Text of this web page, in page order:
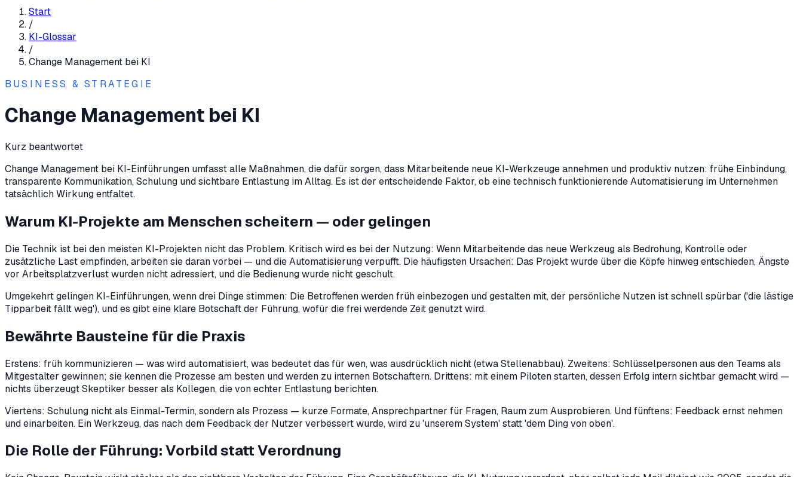
Start
/
KI-Glossar
/
Change Management bei KI
BUSINESS & STRATEGIE
Change Management bei KI
Kurz beantwortet
Change Management bei KI-Einführungen umfasst alle Maßnahmen, die dafür sorgen, dass Mitarbeitende neue KI-Werkzeuge annehmen und produktiv nutzen: frühe Einbindung,
transparente Kommunikation, Schulung und sichtbare Entlastung im Alltag. Es ist der entscheidende Faktor, ob eine technisch funktionierende Automatisierung im Unternehmen
tatsächlich Wirkung entfaltet.
Warum KI-Projekte am Menschen scheitern — oder gelingen
Die Technik ist bei den meisten KI-Projekten nicht das Problem. Kritisch wird es bei der Nutzung: Wenn Mitarbeitende das neue Werkzeug als Bedrohung, Kontrolle oder
zusätzliche Last empfinden, arbeiten sie daran vorbei — und die Automatisierung verpufft. Die häufigsten Ursachen: Das Projekt wurde über die Köpfe hinweg entschieden, Ängste
vor Arbeitsplatzverlust wurden nicht adressiert, und die Bedienung wurde nicht geschult.
Umgekehrt gelingen KI-Einführungen, wenn drei Dinge stimmen: Die Betroffenen werden früh einbezogen und gestalten mit, der persönliche Nutzen ist schnell spürbar ('die lästige
Tipparbeit fällt weg'), und es gibt eine klare Botschaft der Führung, wofür die frei werdende Zeit genutzt wird.
Bewährte Bausteine für die Praxis
Erstens: früh kommunizieren — was wird automatisiert, was bedeutet das für wen, was ausdrücklich nicht (etwa Stellenabbau). Zweitens: Schlüsselpersonen aus den Teams als
Mitgestalter gewinnen; sie kennen die Prozesse am besten und werden zu internen Botschaftern. Drittens: mit einem Piloten starten, dessen Erfolg intern sichtbar gemacht wird —
nichts überzeugt Skeptiker besser als Kollegen, die von echter Entlastung berichten.
Viertens: Schulung nicht als Einmal-Termin, sondern als Prozess — kurze Formate, Ansprechpartner für Fragen, Raum zum Ausprobieren. Und fünftens: Feedback ernst nehmen
und einarbeiten. Ein Werkzeug, das nach dem Feedback der Nutzer verbessert wurde, wird zu 'unserem System' statt 'dem Ding von oben'.
Die Rolle der Führung: Vorbild statt Verordnung